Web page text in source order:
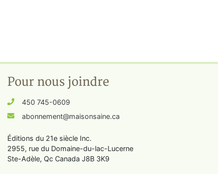
Pour nous joindre
450 745-0609
abonnement@maisonsaine.ca
Éditions du 21e siècle Inc.
2955, rue du Domaine-du-lac-Lucerne
Ste-Adèle, Qc Canada J8B 3K9